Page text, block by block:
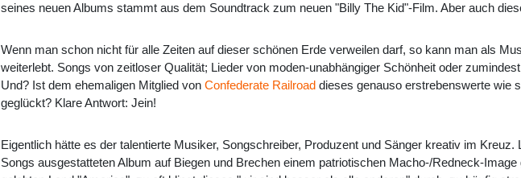
seines neuen Albums stammt aus dem Soundtrack zum neuen "Billy The Kid"-Film. Aber auch
Wenn man schon nicht für alle Zeiten auf dieser schönen Erde verweilen darf, so kann man als
weiterlebt. Songs von zeitloser Qualität; Lieder von moden-unabhängiger Schönheit oder
Und? Ist dem ehemaligen Mitglied von Confederate Railroad dieses genauso erstrebenswerte wie
geglückt? Klare Antwort: Jein!
Eigentlich hätte es der talentierte Musiker, Songschreiber, Produzent und Sänger kreativ im
Songs ausgestatteten Album auf Biegen und Brechen einem patriotischen Macho-/Redneck-